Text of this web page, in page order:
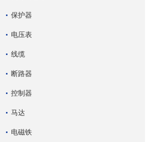
保护器
电压表
线缆
断路器
控制器
马达
电磁铁